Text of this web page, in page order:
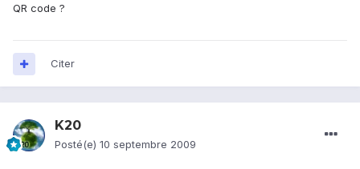
QR code ?
Citer
K20
Posté(e) 10 septembre 2009